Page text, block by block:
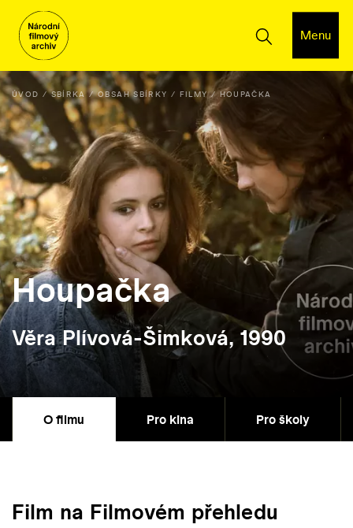
Menu
ÚVOD SBÍRKA OBSAH SBÍRKY FILMY HOUPAČKA
Houpačka
Věra Plívová-Šimková, 1990
O filmu Pro kina Pro školy
Film na Filmovém přehledu